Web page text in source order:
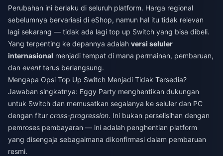
Perubahan ini berlaku di seluruh platform. Harga regional
sebelumnya bervariasi di eShop, namun hal itu tidak relevan
lagi sekarang — tidak ada lagi top up Switch yang bisa dibeli.
Yang terpenting ke depannya adalah versi seluler
internasional menjadi tempat di mana permainan, pembaruan,
dan event terus berlangsung.
Mengapa Opsi Top Up Switch Menjadi Tidak Tersedia?
Jawaban singkatnya: Eggy Party menghentikan dukungan
untuk Switch dan memusatkan segalanya ke seluler dan PC
dengan fitur cross-progression. Ini bukan perselisihan dengan
pemroses pembayaran — ini adalah penghentian platform
yang disengaja sebagaimana dikonfirmasi dalam pembaruan
resmi.